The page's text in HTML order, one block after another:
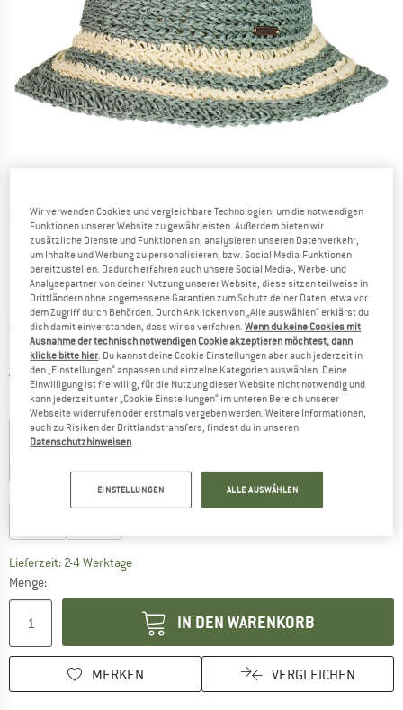
Detailansichten
Ursprünglicher Preis :
29,95€
Preis:
20,97€ inkl. MwSt.
zzgl. VersandkostenInformationen zu den Versandkosten. Öffnet sich in
Farbe:Laurel Green
30%
Lieferzeit: 2-4 WerktageDer Link öffnet sich in einer Infobox und
Menge:
IN DEN WARENKORB
MERKEN VERGLEICHEN
Wir verwenden Cookies und vergleichbare Technologien, um die notwendigen
Funktionen unserer Website zu gewährleisten. Außerdem bieten wir
zusätzliche Dienste und Funktionen an, analysieren unseren Datenverkehr,
um Inhalte und Werbung zu personalisieren, bzw. Social Media-Funktionen
bereitzustellen. Dadurch erfahren auch unsere Social Media-, Werbe- und
Analysepartner von deiner Nutzung unserer Website; diese sitzen teilweise in
Drittländern ohne angemessene Garantien zum Schutz deiner Daten, etwa vor
dem Zugriff durch Behörden. Durch Anklicken von „Alle auswählen“ erklärst du
dich damit einverstanden, dass wir so verfahren.Wenn du keine Cookies mit
Ausnahme der technisch notwendigen Cookie akzeptieren möchtest, dann
klicke bitte hier. Du kannst deine Cookie Einstellungen aber auch jederzeit in
den „Einstellungen“ anpassen und einzelne Kategorien auswählen. Deine
Einwilligung ist freiwillig, für die Nutzung dieser Website nicht notwendig und
kann jederzeit unter „Cookie Einstellungen“ im unteren Bereich unserer
Webseite widerrufen oder erstmals vergeben werden. Weitere Informationen,
auch zu Risiken der Drittlandstransfers, findest du in unseren
Datenschutzhinweisen.
EINSTELLUNGEN ALLE AUSWÄHLEN